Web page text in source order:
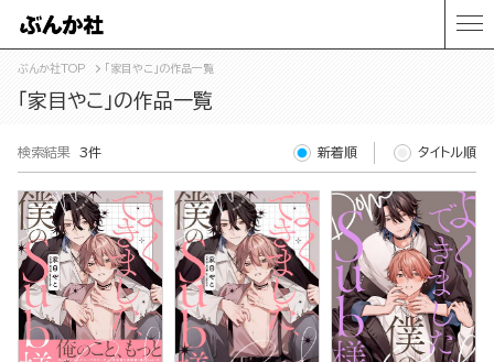
ぶんか社TOP 「家目やこ」の作品一覧
「家目やこ」の作品一覧
検索結果 3件 新着順 タイトル順